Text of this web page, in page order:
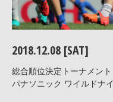
2018.12.08 [SAT]
総合順位決定トーナメン
パナソニック ワイルドナ